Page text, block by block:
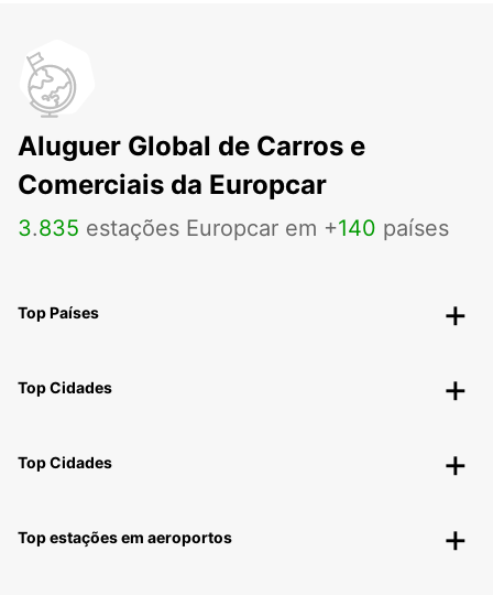
Aluguer Global de Carros e
Comerciais da Europcar
3.835 estações Europcar em +140 países
Top Países
Top Cidades
Top Cidades
Top estações em aeroportos